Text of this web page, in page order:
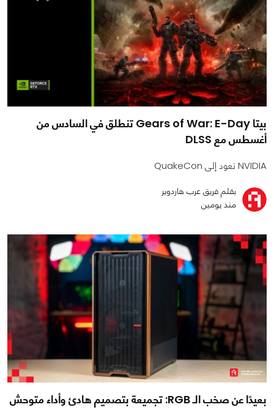
بيتا Gears of War: E-Day تنطلق في السادس من
أغسطس مع DLSS
NVIDIA تعود إلى QuakeCon
بقلم فريق عرب هاردوير
منذ يومين
بعيدًا عن صخب الـ RGB: تجميعة بتصميم هادئ وأداء متوحش